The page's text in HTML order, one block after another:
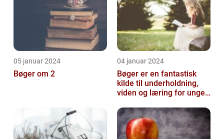
05 januar 2024
Bøger om 2
04 januar 2024
Bøger er en fantastisk
kilde til underholdning,
viden og læring for unge
14 å...